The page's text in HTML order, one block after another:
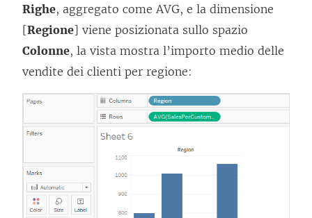
Righe, aggregato come AVG, e la dimensione
[Regione] viene posizionata sullo spazio
Colonne, la vista mostra l’importo medio delle
vendite dei clienti per regione: